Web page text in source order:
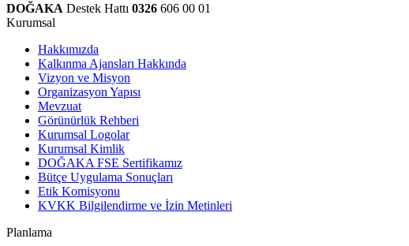
DOĞAKA Destek Hattı 0326 606 00 01
Kurumsal
Hakkımızda
Kalkınma Ajansları Hakkında
Vizyon ve Misyon
Organizasyon Yapısı
Mevzuat
Görünürlük Rehberi
Kurumsal Logolar
Kurumsal Kimlik
DOĞAKA FSE Sertifikamız
Bütçe Uygulama Sonuçları
Etik Komisyonu
KVKK Bilgilendirme ve İzin Metinleri
Planlama